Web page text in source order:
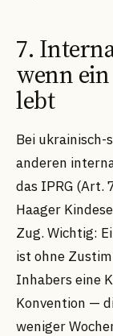
7.
wenn
lebt
Bei ukrainisch-
anderen
das IPRG (Art.
Haager
Zug. Wichtig:
ist ohne
Inhabers eine
Konvention —
weniger